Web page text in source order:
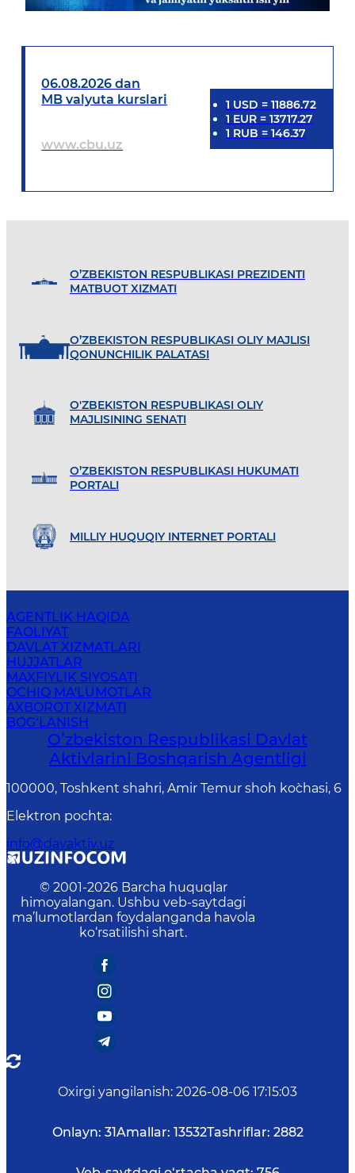
06.08.2026 dan
MB valyuta kurslari
www.cbu.uz
1 USD = 11886.72
1 EUR= 13717.27
1 RUB = 146.37
O’ZBEKISTON RESPUBLIKASI PREZIDENTI
MATBUOT XIZMATI
O’ZBEKISTON RESPUBLIKASI OLIY MAJLISI
QONUNCHILIK PALATASI
O'ZBEKISTON RESPUBLIKASI OLIY
MAJLISINING SENATI
O’ZBEKISTON RESPUBLIKASI HUKUMATI
PORTALI
MILLIY HUQUQIY INTERNET PORTALI
AGENTLIK HAQIDA
FAOLIYAT
DAVLAT XIZMATLARI
HUJJATLAR
MAXFIYLIK SIYOSATI
OCHIQ MA'LUMOTLAR
AXBOROT XIZMATI
BOG‘LANISH
Oʻzbekiston Respublikasi Davlat
Aktivlarini Boshqarish Agentligi
100000, Toshkent shahri, Amir Temur shoh ko`chasi, 6
Elektron pochta:
info@davaktiv.uz
© 2001-2026 Barcha huquqlar
himoyalangan. Ushbu veb-saytdagi
ma’lumotlardan foydalanganda havola
ko‘rsatilishi shart.
Oxirgi yangilanish: 2026-08-06 17:15:03
Onlayn: 31Amallar: 13532Tashriflar: 2882